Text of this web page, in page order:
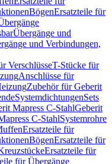
BögenErsatzteile für
Übergänge und
und Verbindungen,
VerschlüsseT-Stücke für
Anschlüsse für
Zubehör für Geberit
SystemdichtungenSets
Mapress C-StahlGeberit
C-StahlSystemrohre
Ersatzteile für
BögenErsatzteile für
Ersatzteile für
für Übergänge